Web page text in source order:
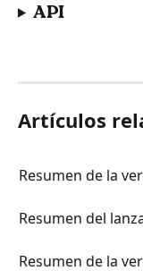
API
Artículos
Resumen de la
Resumen del
Resumen de la